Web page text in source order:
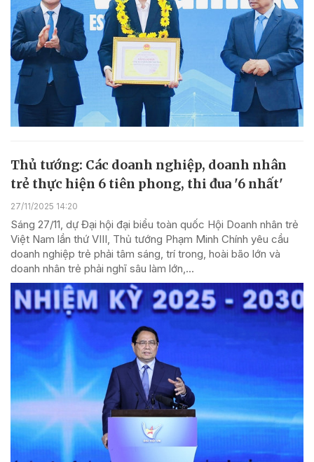
Thủ tướng: Các doanh nghiệp, doanh nhân
trẻ thực hiện 6 tiên phong, thi đua '6 nhất'
27/11/2025 14:20
Sáng 27/11, dự Đại hội đại biểu toàn quốc Hội Doanh nhân trẻ
Việt Nam lần thứ VIII, Thủ tướng Phạm Minh Chính yêu cầu
doanh nghiệp trẻ phải tâm sáng, trí trong, hoài bão lớn và
doanh nhân trẻ phải nghĩ sâu làm lớn,...